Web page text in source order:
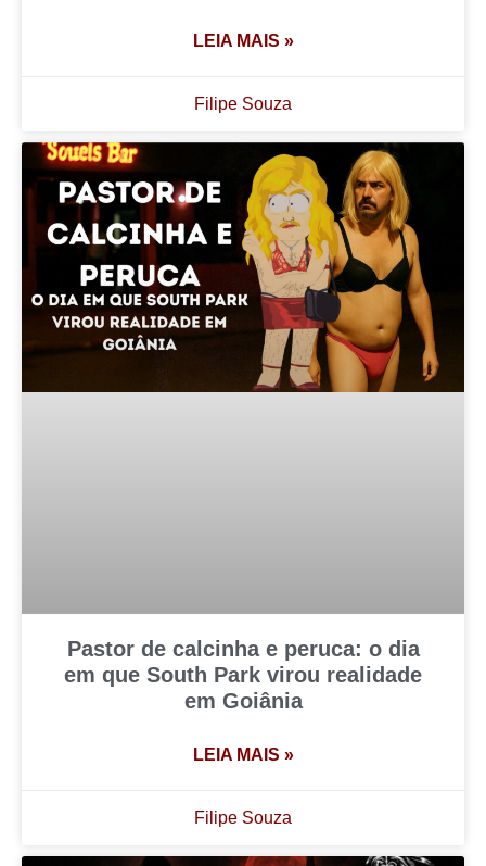
LEIA MAIS »
Filipe Souza
Pastor de calcinha e peruca: o dia
em que South Park virou realidade
em Goiânia
LEIA MAIS »
Filipe Souza